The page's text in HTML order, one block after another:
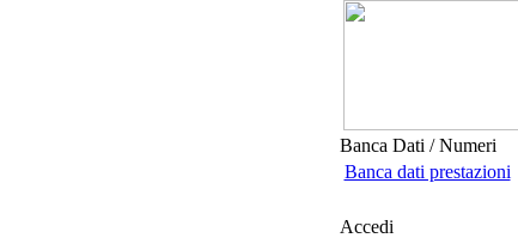
Banca Dati / Numeri
Banca dati prestazioni
Accedi